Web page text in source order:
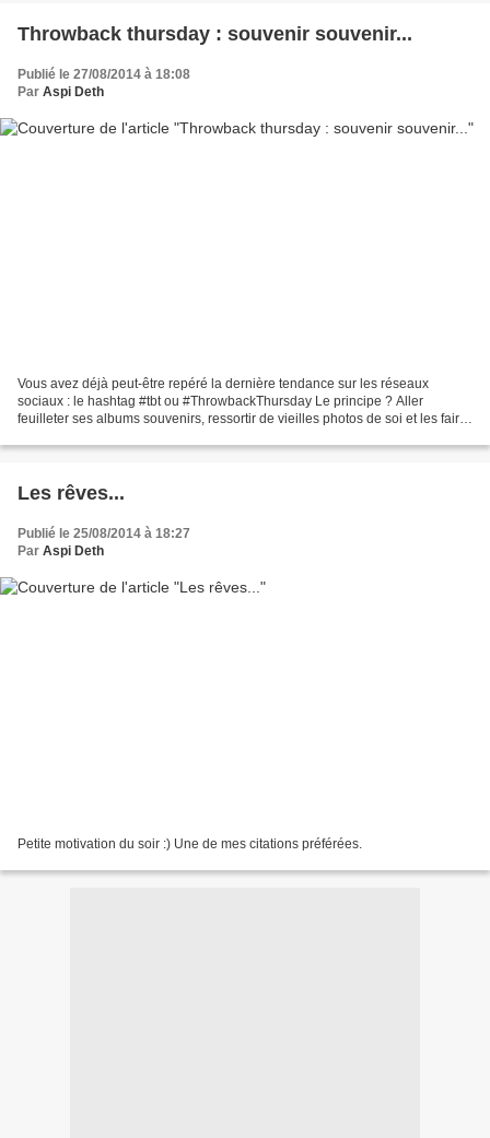
Throwback thursday : souvenir souvenir...
Publié le 27/08/2014 à 18:08
Par Aspi Deth
Vous avez déjà peut-être repéré la dernière tendance sur les réseaux
sociaux : le hashtag #tbt ou #ThrowbackThursday Le principe ? Aller
feuilleter ses albums souvenirs, ressortir de vieilles photos de soi et les faire
Les rêves...
Publié le 25/08/2014 à 18:27
Par Aspi Deth
Petite motivation du soir :) Une de mes citations préférées.